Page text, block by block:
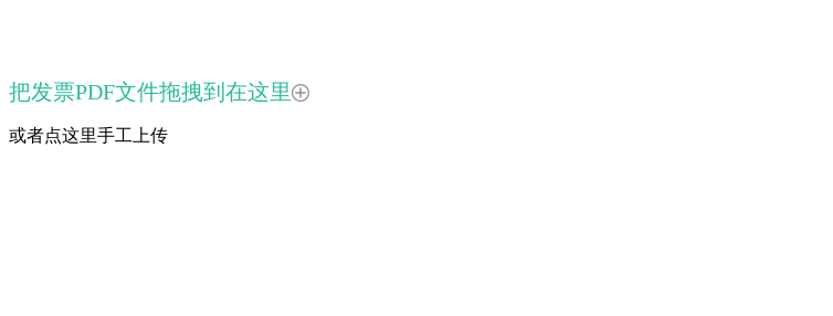
把发票PDF文件拖拽到在这里
或者点这里手工上传